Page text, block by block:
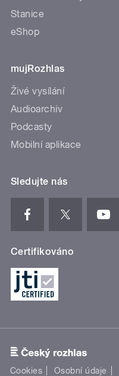
Stanice
eShop
mujRozhlas
Živé vysílání
Audioarchiv
Podcasty
Mobilní aplikace
Sledujte nás
Certifikováno
Cookies Osobní údaje